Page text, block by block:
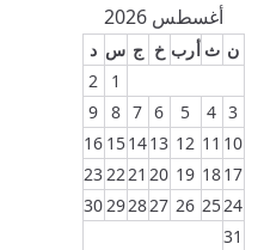
أغسطس 2026
ن ث أرب خ ج س د
1
2
3
4
5
6
7
8
9
10
11
12
13
14
15
16
17
18
19
20
21
22
23
24
25
26
27
28
29
30
31